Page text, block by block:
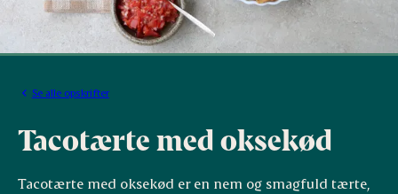
Se alle opskrifter
Tacotærte med oksekød
Tacotærte med oksekød er en nem og smagfuld tærte,